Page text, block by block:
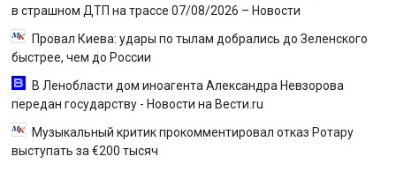
в страшном ДТП на трассе 07/08/2026 – Новости
Провал Киева: удары по тылам добрались до Зеленского
быстрее, чем до России
В Ленобласти дом иноагента Александра Невзорова
передан государству - Новости на Вести.ru
Музыкальный критик прокомментировал отказ Ротару
выступать за €200 тысяч